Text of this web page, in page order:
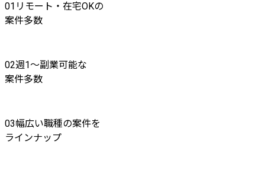
01 リモート・在宅OKの
案件多数
02週1〜副業可能な
案件多数
03幅広い職種の案件を
ラインナップ